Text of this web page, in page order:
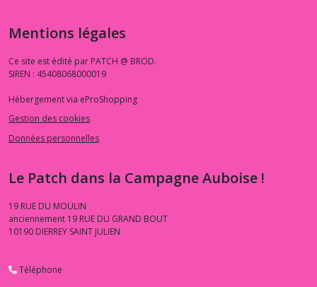
Mentions légales
Ce site est édité par PATCH @ BROD.
SIREN : 45408068000019
Hébergement via eProShopping
Gestion des cookies
Données personnelles
Le Patch dans la Campagne Auboise !
19 RUE DU MOULIN
anciennement 19 RUE DU GRAND BOUT
10190 DIERREY SAINT JULIEN
Téléphone